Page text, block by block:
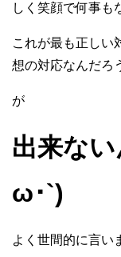
しく笑顔で何事も
これが最も正しい
想の対応なんだろ
が
出来な
ω･`)
よく世間的に言い